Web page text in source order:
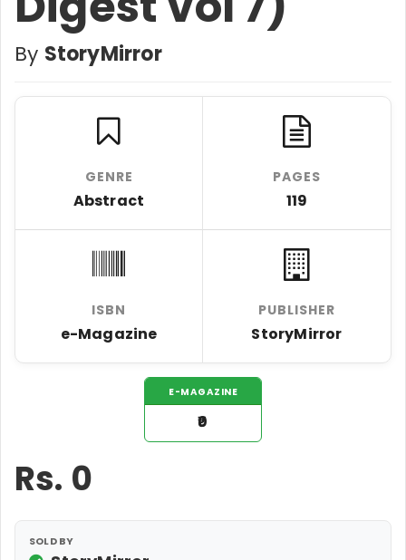
By StoryMirror
GENRE
Abstract
PAGES
119
ISBN
e-Magazine
PUBLISHER
StoryMirror
E-MAGAZINE
₹0
Rs. 0
SOLD BY